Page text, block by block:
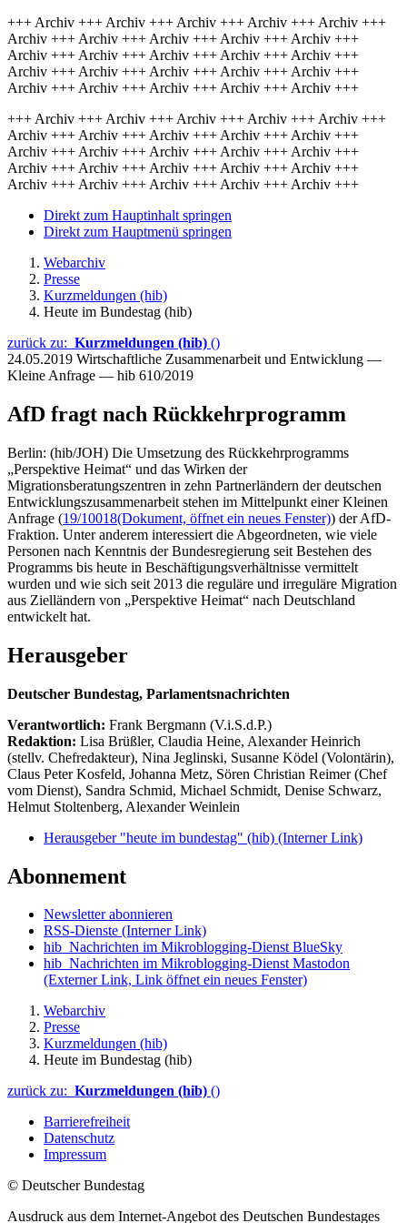
+++ Archiv +++ Archiv +++ Archiv +++ Archiv +++ Archiv +++
Archiv +++ Archiv +++ Archiv +++ Archiv +++ Archiv +++
Archiv +++ Archiv +++ Archiv +++ Archiv +++ Archiv +++
Archiv +++ Archiv +++ Archiv +++ Archiv +++ Archiv +++
Archiv +++ Archiv +++ Archiv +++ Archiv +++ Archiv +++
+++ Archiv +++ Archiv +++ Archiv +++ Archiv +++ Archiv +++
Archiv +++ Archiv +++ Archiv +++ Archiv +++ Archiv +++
Archiv +++ Archiv +++ Archiv +++ Archiv +++ Archiv +++
Archiv +++ Archiv +++ Archiv +++ Archiv +++ Archiv +++
Archiv +++ Archiv +++ Archiv +++ Archiv +++ Archiv +++
Direkt zum Hauptinhalt springen
Direkt zum Hauptmenü springen
Webarchiv
Presse
Kurzmeldungen (hib)
Heute im Bundestag (hib)
zurück zu: Kurzmeldungen (hib) ()
24.05.2019 Wirtschaftliche Zusammenarbeit und Entwicklung —
Kleine Anfrage — hib 610/2019
AfD fragt nach Rückkehrprogramm
Berlin: (hib/JOH) Die Umsetzung des Rückkehrprogramms
„Perspektive Heimat“ und das Wirken der
Migrationsberatungszentren in zehn Partnerländern der deutschen
Entwicklungszusammenarbeit stehen im Mittelpunkt einer Kleinen
Anfrage (19/10018(Dokument, öffnet ein neues Fenster)) der AfD-
Fraktion. Unter anderem interessiert die Abgeordneten, wie viele
Personen nach Kenntnis der Bundesregierung seit Bestehen des
Programms bis heute in Beschäftigungsverhältnisse vermittelt
wurden und wie sich seit 2013 die reguläre und irreguläre Migration
aus Zielländern von „Perspektive Heimat“ nach Deutschland
entwickelt hat.
Herausgeber
Deutscher Bundestag, Parlamentsnachrichten
Verantwortlich: Frank Bergmann (V.i.S.d.P.)
Redaktion: Lisa Brüßler, Claudia Heine, Alexander Heinrich
(stellv. Chefredakteur), Nina Jeglinski, Susanne Ködel (Volontärin),
Claus Peter Kosfeld, Johanna Metz, Sören Christian Reimer (Chef
vom Dienst), Sandra Schmid, Michael Schmidt, Denise Schwarz,
Helmut Stoltenberg, Alexander Weinlein
Herausgeber "heute im bundestag" (hib) (Interner Link)
Abonnement
Newsletter abonnieren
RSS-Dienste (Interner Link)
hib_Nachrichten im Mikroblogging-Dienst BlueSky
hib_Nachrichten im Mikroblogging-Dienst Mastodon
(Externer Link, Link öffnet ein neues Fenster)
Webarchiv
Presse
Kurzmeldungen (hib)
Heute im Bundestag (hib)
zurück zu: Kurzmeldungen (hib) ()
Barrierefreiheit
Datenschutz
Impressum
© Deutscher Bundestag
Ausdruck aus dem Internet-Angebot des Deutschen Bundestages